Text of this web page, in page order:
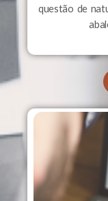
questão de